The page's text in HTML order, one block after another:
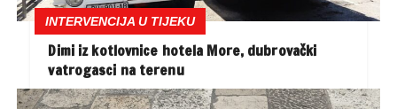
INTERVENCIJA U TIJEKU
Dimi iz kotlovnice hotela More, dubrovački
vatrogasci na terenu